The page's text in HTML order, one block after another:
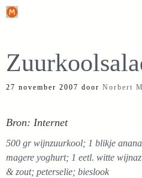
Ga
inhoud
27 november 2007 door Norbert
Bron: Internet
500 gr wijnzuurkool; 1 blikje
magere yoghurt; 1 eetl. witte
& zout; peterselie; bieslook